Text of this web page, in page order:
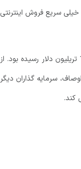
سریع فروش اینترنتی
لازم به ذکر است که در سال 2018، اپل اولین شرکتی به شمار می آمد که ارزشش فراتر از 1 تریلیون دلار رسیده بود. از
بیشتر شده است. با این اوصاف، سرمایه گذاران دیگر
کند.